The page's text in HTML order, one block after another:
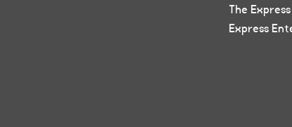
The
Express